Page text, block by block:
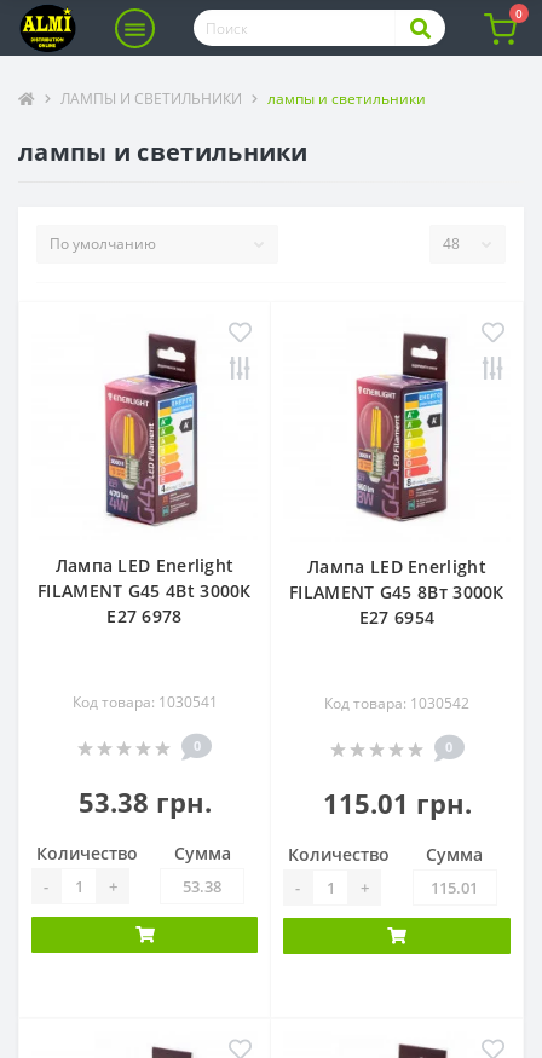
0
ЛАМПЫ И СВЕТИЛЬНИКИ лампы и светильники
лампы и светильники
Лампа LED Enerlight
FILAMENT G45 4Bt 3000К
E27 6978
Код товара: 1030541
0
53.38 грн.
Количество
- +
Сумма
Лампа LED Enerlight
FILAMENT G45 8Вт 3000К
E27 6954
Код товара: 1030542
0
115.01 грн.
Количество
- +
Сумма